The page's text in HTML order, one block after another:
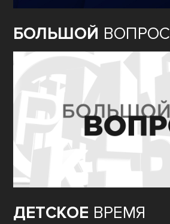
БОЛЬШОЙ ВОПРОС
ДЕТСКОЕ ВРЕМЯ